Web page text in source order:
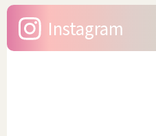
Instagram